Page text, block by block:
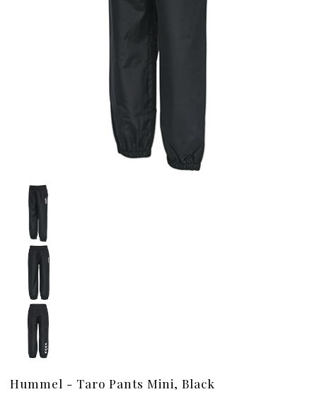
Hummel - Taro Pants Mini, Black